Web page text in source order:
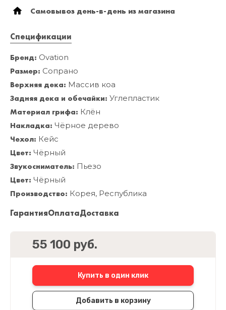
Самовывоз день-в-день из магазина
Спецификации
Бренд: Ovation
Размер: Сопрано
Верхняя дека: Массив коа
Задняя дека и обечайки: Углепластик
Материал грифа: Клён
Накладка: Чёрное дерево
Чехол: Кейс
Цвет: Чёрный
Звукосниматель: Пьезо
Цвет: Чёрный
Производство: Корея, Республика
ГарантияОплатаДоставка
55 100 руб.
Купить в один клик
Добавить в корзину